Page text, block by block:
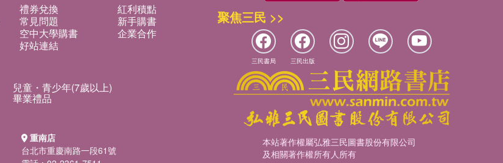
禮券兌換
紅利積點
常見問題
新手購書
空中大學購書
企業合作
好站連結
兒童・青少年(7歲以上)
畢業禮品
重南店
台北市重慶南路一段61號
聚焦三民 >>
三民書局 三民出版
本站著作權屬弘雅三民圖書股份有限公司
及相關著作權所有人所有